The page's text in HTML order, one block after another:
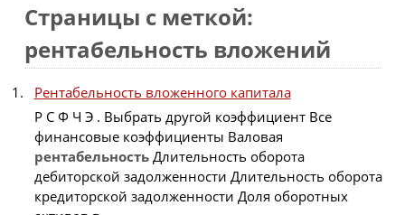
Страницы с меткой:
рентабельность вложений
Рентабельность вложенного капитала
Р С Ф Ч Э . Выбрать другой коэффициент Все
финансовые коэффициенты Валовая
рентабельностьДлительность оборота
дебиторской задолженности Длительность оборота
кредиторской задолженности Доля оборотных